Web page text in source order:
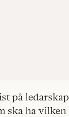
på ledarskap
ska ha vilken